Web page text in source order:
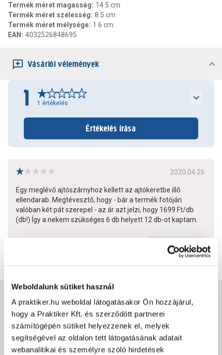
Weboldalunk sütiket használ
A praktiker.hu weboldal látogatásakor Ön hozzájárul,
hogy a Praktiker Kft. és szerződött partnerei
számítógépén sütiket helyezzenek el, melyek
segítségével az oldalon tett látogatásának adatait
webanalitikai és személyre szóló hirdetések
Termék méret magasság: 14.5 cm
Termék méret szélesség: 8.5 cm
Termék méret mélysége: 1.6 cm
EAN : 4032526848695
Vásárlói vélemények
1 1 értékelés
Értékelés írása
2020.04.26.
Egy meglévő ajtószárnyhoz kellett az ajtókeretbe illő
ellendarab. Megtévesztő, hogy - bár a termék fotóján
valóban két pát szerepel - az ár azt jelzi, hogy 1699 Ft/db
(db!) Így a nekem szükséges 6 db helyett 12 db-ot kaptam.
1 4
Jótállás, szavatosság
Csomagolási és súly információk